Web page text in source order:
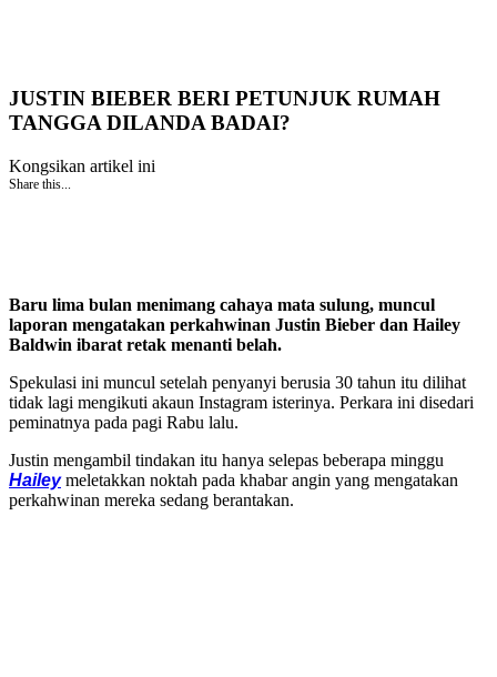
JUSTIN BIEBER BERI PETUNJUK RUMAH
TANGGA DILANDA BADAI?
Kongsikan artikel ini
Share this...
Baru lima bulan menimang cahaya mata sulung, muncul
laporan mengatakan perkahwinan Justin Bieber dan Hailey
Baldwin ibarat retak menanti belah.
Spekulasi ini muncul setelah penyanyi berusia 30 tahun itu dilihat
tidak lagi mengikuti akaun Instagram isterinya. Perkara ini disedari
peminatnya pada pagi Rabu lalu.
Justin mengambil tindakan itu hanya selepas beberapa minggu
Haileymeletakkan noktah pada khabar angin yang mengatakan
perkahwinan mereka sedang berantakan.